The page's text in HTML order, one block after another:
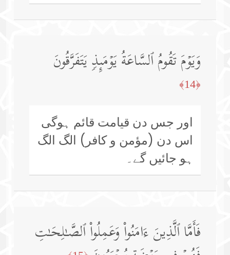
وَیَوۡمَ تَقُومُ ٱلسَّاعَةُ یَوۡمَىِٕذࣲ یَتَفَرَّقُونَ
﴿14﴾
اور جس دن قیامت قائم ہوگی
اس دن (مؤمن و کافر) الگ الگ
ہو جائیں گے۔
فَأَمَّا ٱلَّذِینَ ءَامَنُوا۟ وَعَمِلُوا۟ ٱلصَّـٰلِحَـٰتِ